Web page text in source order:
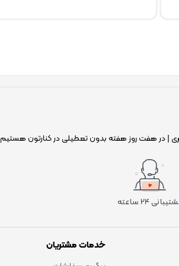
| در هفت روز هفته بدون تعطیلی در کنارتون هستیم
۲۴ ساعته
خدمات مشتریان